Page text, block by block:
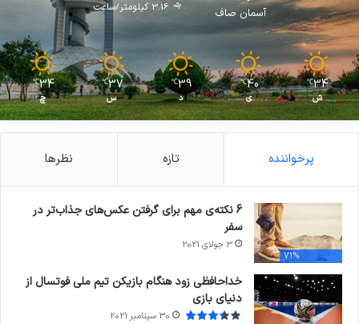
آسمان صاف 3.16 کیلومتر/ساعت
34
℃
ش
40
℃
ی
39
℃
د
37
℃
س
34
℃
چ
پرخواننده تازه نظرها
71%
6 نکته‌ی مهم برای گرفتن عکس‌های جذاب‌تر در
سفر
3 جولای 2021
خداحافظی زود هنگام بازیکن تیم ملی فوتسال از
دنیای بازی
30 سپتامبر 2021